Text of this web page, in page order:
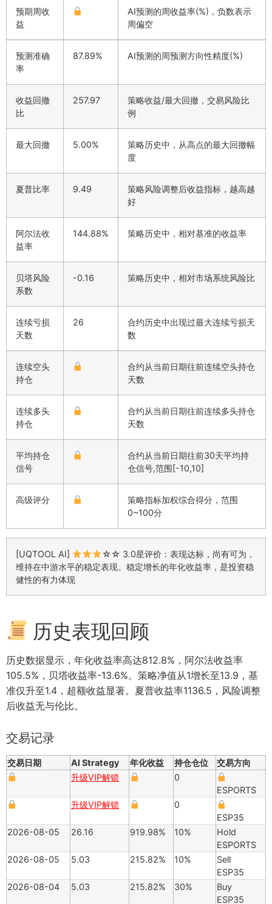
预期周收
益
AI预测的周收益率(%)，负数表示
周偏空
预测准确
率
87.89% AI预测的周预测方向性精度(%)
收益回撤
比
257.97
策略收益/最大回撤，交易风险比
例
最大回撤 5.00%
策略历史中，从高点的最大回撤幅
度
夏普比率 9.49
策略风险调整后收益指标，越高越
好
阿尔法收
益率
144.88% 策略历史中，相对基准的收益率
贝塔风险
系数
-0.16 策略历史中，相对市场系统风险比
连续亏损
天数
26
合约历史中出现过最大连续亏损天
数
连续空头
持仓
合约从当前日期往前连续空头持仓
天数
连续多头
持仓
合约从当前日期往前连续多头持仓
天数
平均持仓
信号
合约从当前日期往前30天平均持
仓信号,范围[-10,10]
高级评分
策略指标加权综合得分，范围
0~100分
[UQTOOL AI]
☆☆ 3.0星评价：表现达标，尚有可为，
维持在中游水平的稳定表现。稳定增长的年化收益率，是投资稳
健性的有力体现
历史表现回顾
历史数据显示，年化收益率高达812.8%，阿尔法收益率
105.5%，贝塔收益率-13.6%。策略净值从1增长至13.9，基
准仅升至1.4，超额收益显著。夏普收益率1136.5，风险调整
后收益无与伦比。
交易记录
交易日期 AI Strategy 年化收益 持仓仓位
交易方向
升级VIP解锁
0
ESPORTS
升级VIP解锁
0
ESP35
2026-08-05
26.16 919.98% 10%
Hold
ESPORTS
2026-08-05
5.03 215.82% 10%
Sell
ESP35
2026-08-04
5.03 215.82% 30%
Buy
ESP35